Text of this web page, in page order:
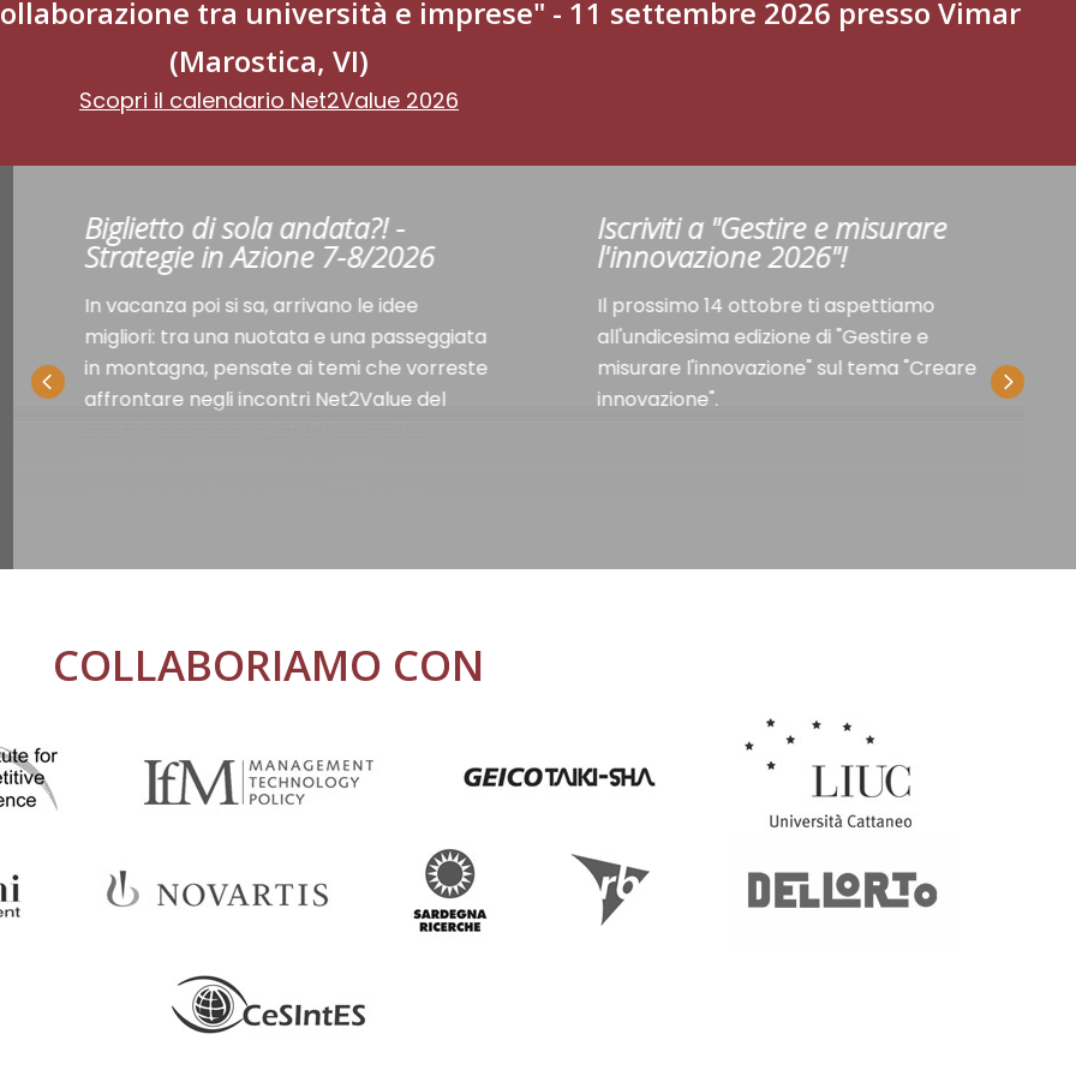
tra università e imprese" - 11 settembre 2026 presso Vimar
(Marostica, VI)
Scopri il calendario Net2Value 2026
Biglietto di sola andata?! -
Strategie in Azione 7-8/2026
In vacanza poi si sa, arrivano le idee
migliori: tra una nuotata e una passeggiata
in montagna, pensate ai temi che vorreste
affrontare negli incontri Net2Value del
Iscriviti a "Gestire e misurare
l'innovazione 2026"!
Il prossimo 14 ottobre ti aspettiamo
all'undicesima edizione di "Gestire e
misurare l'innovazione" sul tema "Creare
innovazione".
COLLABORIAMO CON